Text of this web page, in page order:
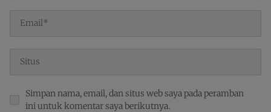
Simpan nama, email, dan situs web saya pada peramban
ini untuk komentar saya berikutnya.